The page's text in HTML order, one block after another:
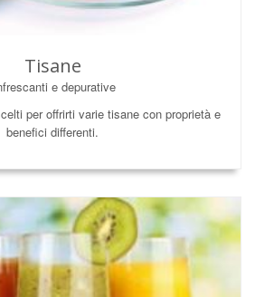
Tisane
e depurative
per offrirti varie tisane con proprietà e
benefici differenti.